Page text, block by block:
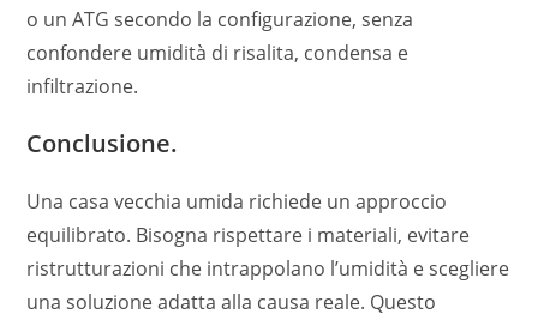
o un ATG secondo la configurazione, senza
confondere umidità di risalita, condensa e
infiltrazione.
Conclusione.
Una casa vecchia umida richiede un approccio
equilibrato. Bisogna rispettare i materiali, evitare
ristrutturazioni che intrappolano l’umidità e scegliere
una soluzione adatta alla causa reale. Questo